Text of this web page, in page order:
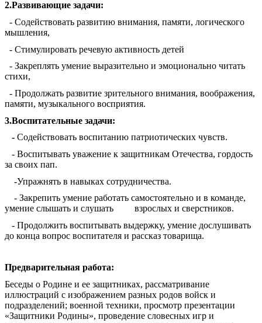
2.Развивающие задачи:
- Содействовать развитию внимания, памяти, логического
мышления,
- Стимулировать речевую активность детей
- Закреплять умение выразительно и эмоционально читать
стихи,
- Продолжать развитие зрительного внимания, воображения,
памяти, музыкального восприятия.
3.Воспитательные задачи:
- Содействовать воспитанию патриотических чувств.
- Воспитывать уважение к защитникам Отечества, гордость
за своих пап.
-Упражнять в навыках сотрудничества.
- Закрепить умение работать самостоятельно и в команде,
умение слышать и слушать взрослых и сверстников.
- Продолжить воспитывать выдержку, умение дослушивать
до конца вопрос воспитателя и рассказ товарища.
Предварительная работа:
Беседы о Родине и ее защитниках, рассматривание
иллюстраций с изображением разных родов войск и
подразделений; военной техники, просмотр презентации
«Защитники Родины», проведение словесных игр и